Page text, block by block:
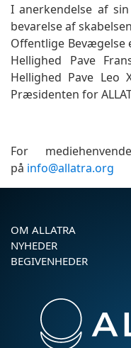
I anerkendelse af
bevarelse af
Offentlige Bevægelse
Hellighed Pave
Hellighed Pave Leo
Præsidenten for
For
på info@allatra.org
OM ALLATRA
NYHEDER
BEGIVENHEDER